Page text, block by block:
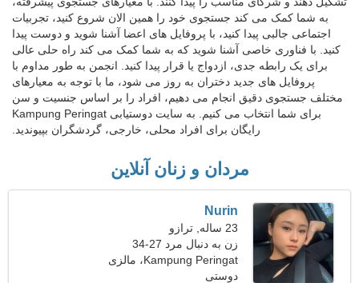
به شما کمک می کند جستجوی خود را همین الان شروع کنید، تجربیات
اجتماعی جالبی پیدا کنید، با پروفایل های اعضا آشنا شوید و دوست پیدا
کنید. با فناوری خاصی آشنا شوید که به شما کمک می کند راه حلی عالی
برای یک رابطه جدی، ازدواج یا قرار پیدا کنید. انجمن به طور مداوم با
پروفایل های جدید دختران به روز می شود، ما با توجه به معیارهای
مختلف جستجوی دقیق انجام می دهیم، افراد را بر اساس جنسیت و سن
برای شما انتخاب می کنیم. به سایت دوستیابی Kampung Peringat
رایگان برای افراد محلی، خارجی، گردشگران بپیوندید.
مردان و زنان آنلاین
Nurin
23 ساله, ترازو
زن به دنبال مرد 27-34
Kampung Peringat، مالزی
دوستی